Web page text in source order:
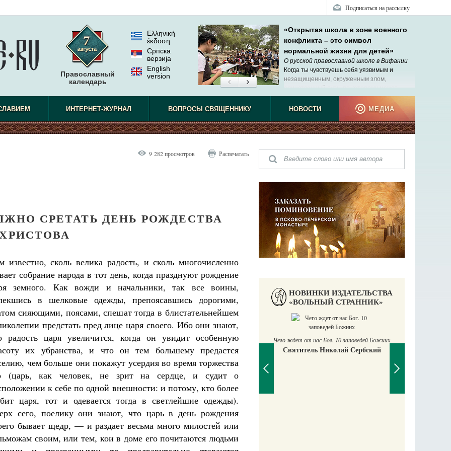
Подписаться на рассылку
Православный
календарь
Ελληνική
έκδοση
Српска
верзиjа
English
version
«Открытая школа в зоне военного
конфликта – это символ
нормальной жизни для детей»
О русской православной школе в Вифании
Когда ты чувствуешь себя уязвимым и
незащищенным, окруженным злом,
прийти помощь, – Господь.
ИНТЕРНЕТ-ЖУРНАЛ ВОПРОСЫ СВЯЩЕННИКУ НОВОСТИ МЕДИА
9 282 просмотров Распечатать
СРЕТАТЬ ДЕНЬ РОЖДЕСТВА
известно, сколь велика радость, и сколь многочисленно
собрание народа в тот день, когда празднуют рождение
земного. Как вожди и начальники, так все воины,
в шелковые одежды, препоясавшись дорогими,
сияющими, поясами, спешат тогда в блистательнейшем
предстать пред лице царя своего. Ибо они знают,
радость царя увеличится, когда он увидит особенную
их убранства, и что он тем большему предастся
чем больше они покажут усердия во время торжества
(царь, как человек, не зрит на сердце, и судит о
к себе по одной внешности: и потому, кто более
царя, тот и одевается тогда в светлейшие одежды).
сего, поелику они знают, что царь в день рождения
бывает щедр, — и раздает весьма много милостей или
своим, или тем, кои в доме его почитаются людьми
НОВИНКИ ИЗДАТЕЛЬСТВА
«ВОЛЬНЫЙ СТРАННИК»
Великомученик Георгий Победоносец. Научись у
святого
Роман Котов
Чего ждет от нас Бог. 10 заповедей Божиих
Святитель Николай Сербский